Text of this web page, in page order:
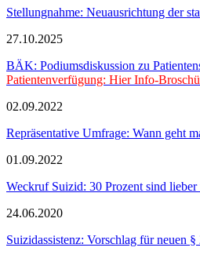
Stellungnahme: Neuausrichtung der
27.10.2025
BÄK: Podiumsdiskussion zu
Patientenverfügung: Hier Info-
02.09.2022
Repräsentative Umfrage: Wann geht
01.09.2022
Weckruf Suizid: 30 Prozent sind
24.06.2020
Suizidassistenz: Vorschlag für neuen